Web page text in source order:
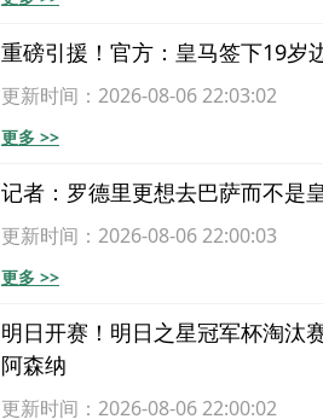
重磅引援！官方：皇马签下19岁
更新时间：2026-08-06 22:03:02
更多 >>
记者：罗德里更想去巴萨而不是
更新时间：2026-08-06 22:00:03
更多 >>
明日开赛！明日之星冠军杯淘汰
阿森纳
更新时间：2026-08-06 22:00:02